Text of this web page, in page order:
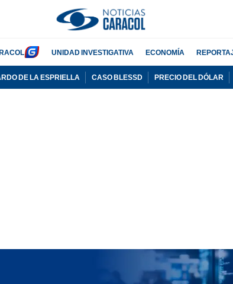
UNIDAD INVESTIGATIVA ECONOMÍA
DE LA ESPRIELLA CASO BLESSD PRECIO DEL DÓLAR